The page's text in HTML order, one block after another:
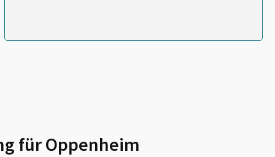
fürOppenheim